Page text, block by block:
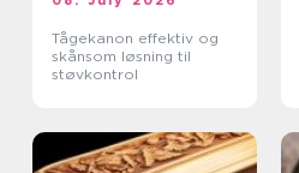
Tågekanon effektiv og
skånsom løsning til
støvkontrol